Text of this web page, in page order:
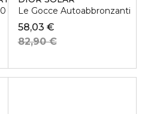
Le Gocce Autoabbronzanti
58,03 €
82,90 €